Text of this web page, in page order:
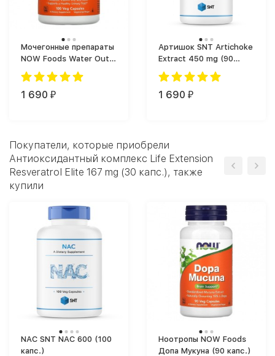
Мочегонные препараты
NOW Foods Water Out,
мощный
диуретический
препарат для
1 690 ₽
Артишок SNT Artichoke
Extract 450 mg (90
капс.)
1 690 ₽
Покупатели, которые приобрели
Антиоксидантный комплекс Life Extension
Resveratrol Elite 167 mg (30 капс.), также
купили
NAC SNT NAC 600 (100
капс.)
Ноотропы NOW Foods
Допа Мукуна (90 капс.)